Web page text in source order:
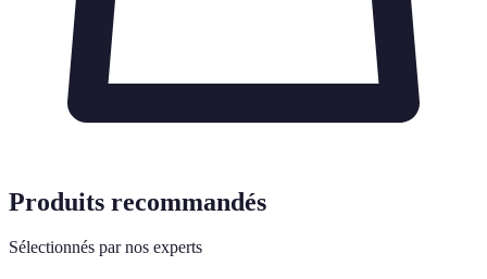
Produits recommandés
Sélectionnés par nos experts